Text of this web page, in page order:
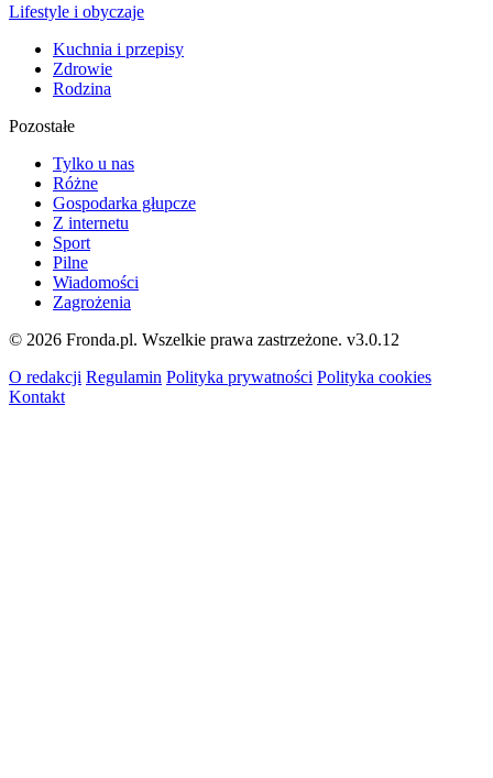
Lifestyle i obyczaje
Kuchnia i przepisy
Zdrowie
Rodzina
Pozostałe
Tylko u nas
Różne
Gospodarka głupcze
Z internetu
Sport
Pilne
Wiadomości
Zagrożenia
© 2026 Fronda.pl. Wszelkie prawa zastrzeżone. v3.0.12
O redakcji Regulamin Polityka prywatności Polityka cookies
Kontakt